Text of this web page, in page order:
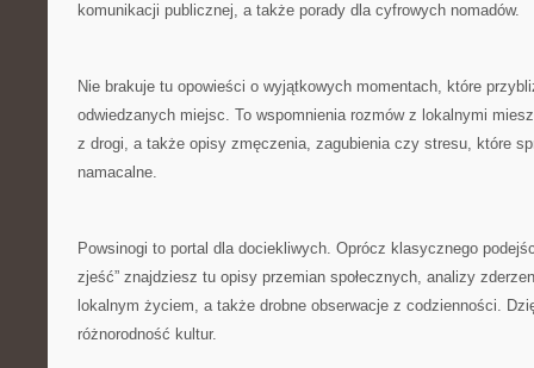
komunikacji publicznej, a także porady dla cyfrowych nomadów.
Nie brakuje tu opowieści o wyjątkowych momentach, które
odwiedzanych miejsc. To wspomnienia rozmów z lokalnymi
z drogi, a także opisy zmęczenia, zagubienia czy stresu, które
namacalne.
Powsinogi to portal dla dociekliwych. Oprócz klasycznego
zjeść” znajdziesz tu opisy przemian społecznych, analizy
lokalnym życiem, a także drobne obserwacje z codzienności.
różnorodność kultur.